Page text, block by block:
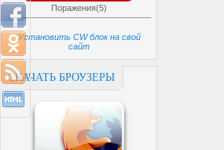
Поражения(5)
Установить CW блок на свой
сайт
СКАЧАТЬ БРОУЗЕРЫ